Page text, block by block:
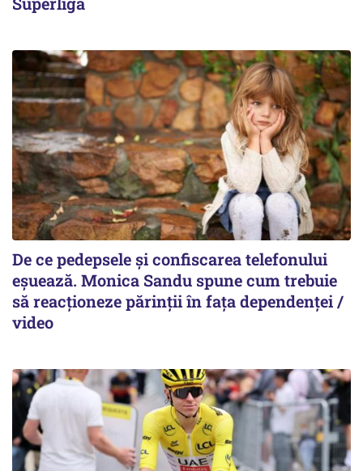
De ce pedepsele și confiscarea telefonului
eșuează. Monica Sandu spune cum trebuie
să reacționeze părinții în fața dependenței /
video